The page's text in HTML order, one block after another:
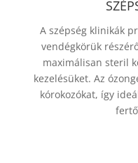
A szépség klinikák
vendégkörük
maximálisan steril
kezelésüket. Az
kórokozókat, így